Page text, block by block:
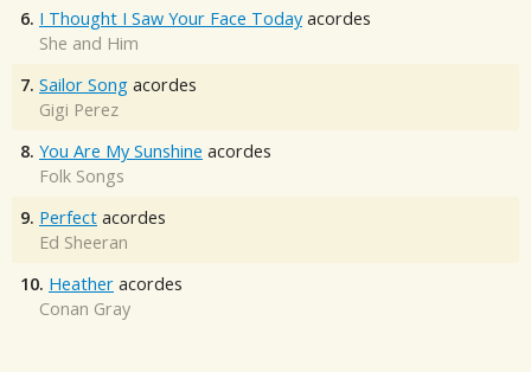
6. I Thought I Saw Your Face Today acordes
She and Him
7. Sailor Song acordes
Gigi Perez
8. You Are My Sunshine acordes
Folk Songs
9. Perfect acordes
Ed Sheeran
10. Heather acordes
Conan Gray